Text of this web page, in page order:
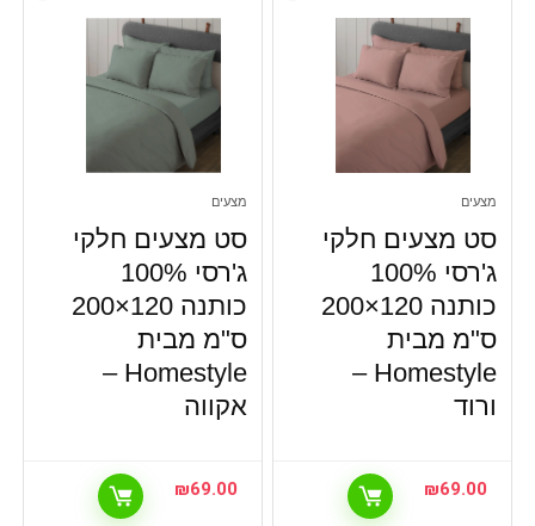
מצעים
סט מצעים חלקי
ג'רסי 100%
כותנה 120×200
ס"מ מבית
Homestyle –
ורוד
₪69.00
מצעים
סט מצעים חלקי
ג'רסי 100%
כותנה 120×200
ס"מ מבית
Homestyle –
אקווה
₪69.00